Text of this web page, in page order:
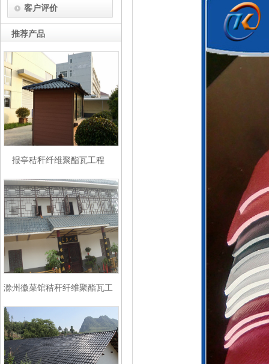
客户评价
推荐产品
报亭秸秆纤维聚酯瓦工程
滁州徽菜馆秸秆纤维聚酯瓦工